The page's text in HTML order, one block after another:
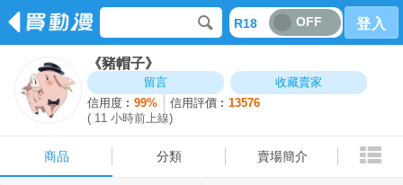
R18 OFF 登入
《豬帽子》
留言
收藏賣家
信用度︰99% 信用評價︰13576
( 11 小時前上線)
商品 分類 賣場簡介
商品